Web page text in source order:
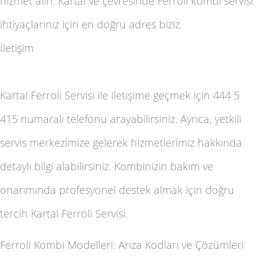
ihtiyaçlarınız için en doğru adres biziz.
İletişim
Kartal Ferroli Servisi ile iletişime geçmek için 444 5
415 numaralı telefonu arayabilirsiniz. Ayrıca, yetkili
servis merkezimize gelerek hizmetlerimiz hakkında
detaylı bilgi alabilirsiniz. Kombinizin bakım ve
onarımında profesyonel destek almak için doğru
tercih Kartal Ferroli Servisi.
Ferroli Kombi Modelleri: Arıza Kodları ve Çözümleri